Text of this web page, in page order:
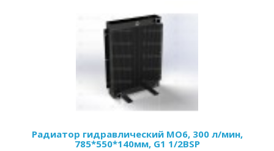
Радиатор гидравлический МО6, 300 л/мин,
785*550*140мм, G1 1/2BSP